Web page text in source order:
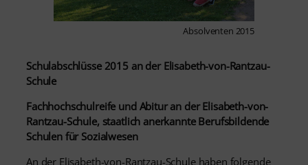
Absolventen 2015
Schulabschlüsse 2015 an der Elisabeth-von-Rantzau-
Schule
Fachhochschulreife und Abitur an der Elisabeth-von-
Rantzau-Schule, staatlich anerkannte Berufsbildende
Schulen für Sozialwesen
An der Elisabeth-von-Rantzau-Schule haben folgende